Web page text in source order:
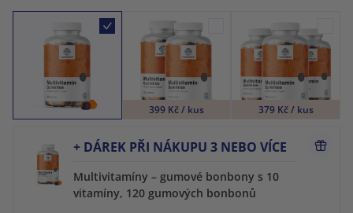
399 Kč / kus 379 Kč / kus
+ DÁREK PŘI NÁKUPU 3 NEBO VÍCE
Multivitamíny – gumové bonbony s 10
vitamíny, 120 gumových bonbonů